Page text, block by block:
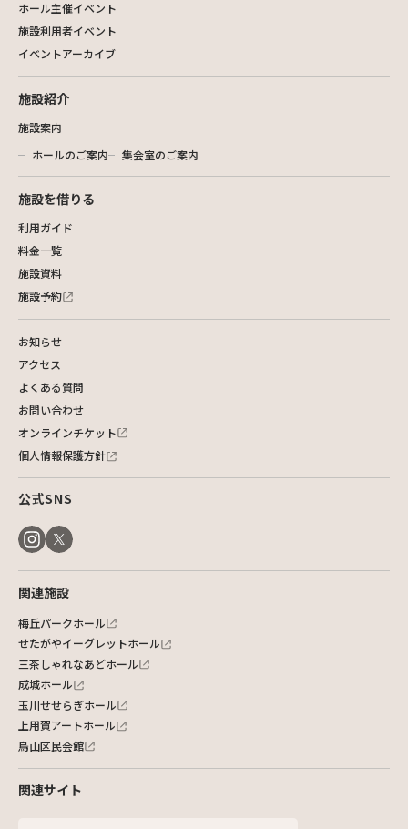
ホール主催イベント
施設利用者イベント
イベントアーカイブ
施設紹介
施設案内
ホールのご案内
集会室のご案内
施設を借りる
利用ガイド
料金一覧
施設資料
施設予約
お知らせ
アクセス
よくある質問
お問い合わせ
オンラインチケット
個人情報保護方針
公式SNS
関連施設
梅丘パークホール
せたがやイーグレットホール
三茶しゃれなあどホール
成城ホール
玉川せせらぎホール
上用賀アートホール
烏山区民会館
関連サイト